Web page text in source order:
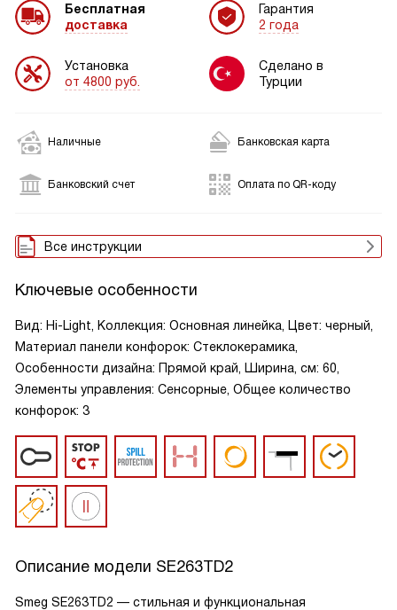
Бесплатная
доставка
Установка
от 4800 руб.
Гарантия
2 года
Сделано в
Турции
Наличные Банковская карта
Банковский счет Оплата по QR-коду
Все инструкции
Ключевые особенности
Вид: Hi-Light, Коллекция: Основная линейка, Цвет: черный,
Материал панели конфорок: Стеклокерамика,
Особенности дизайна: Прямой край, Ширина, см: 60,
Элементы управления: Сенсорные, Общее количество
конфорок: 3
Описание модели SE263TD2
Smeg SE263TD2 — стильная и функциональная